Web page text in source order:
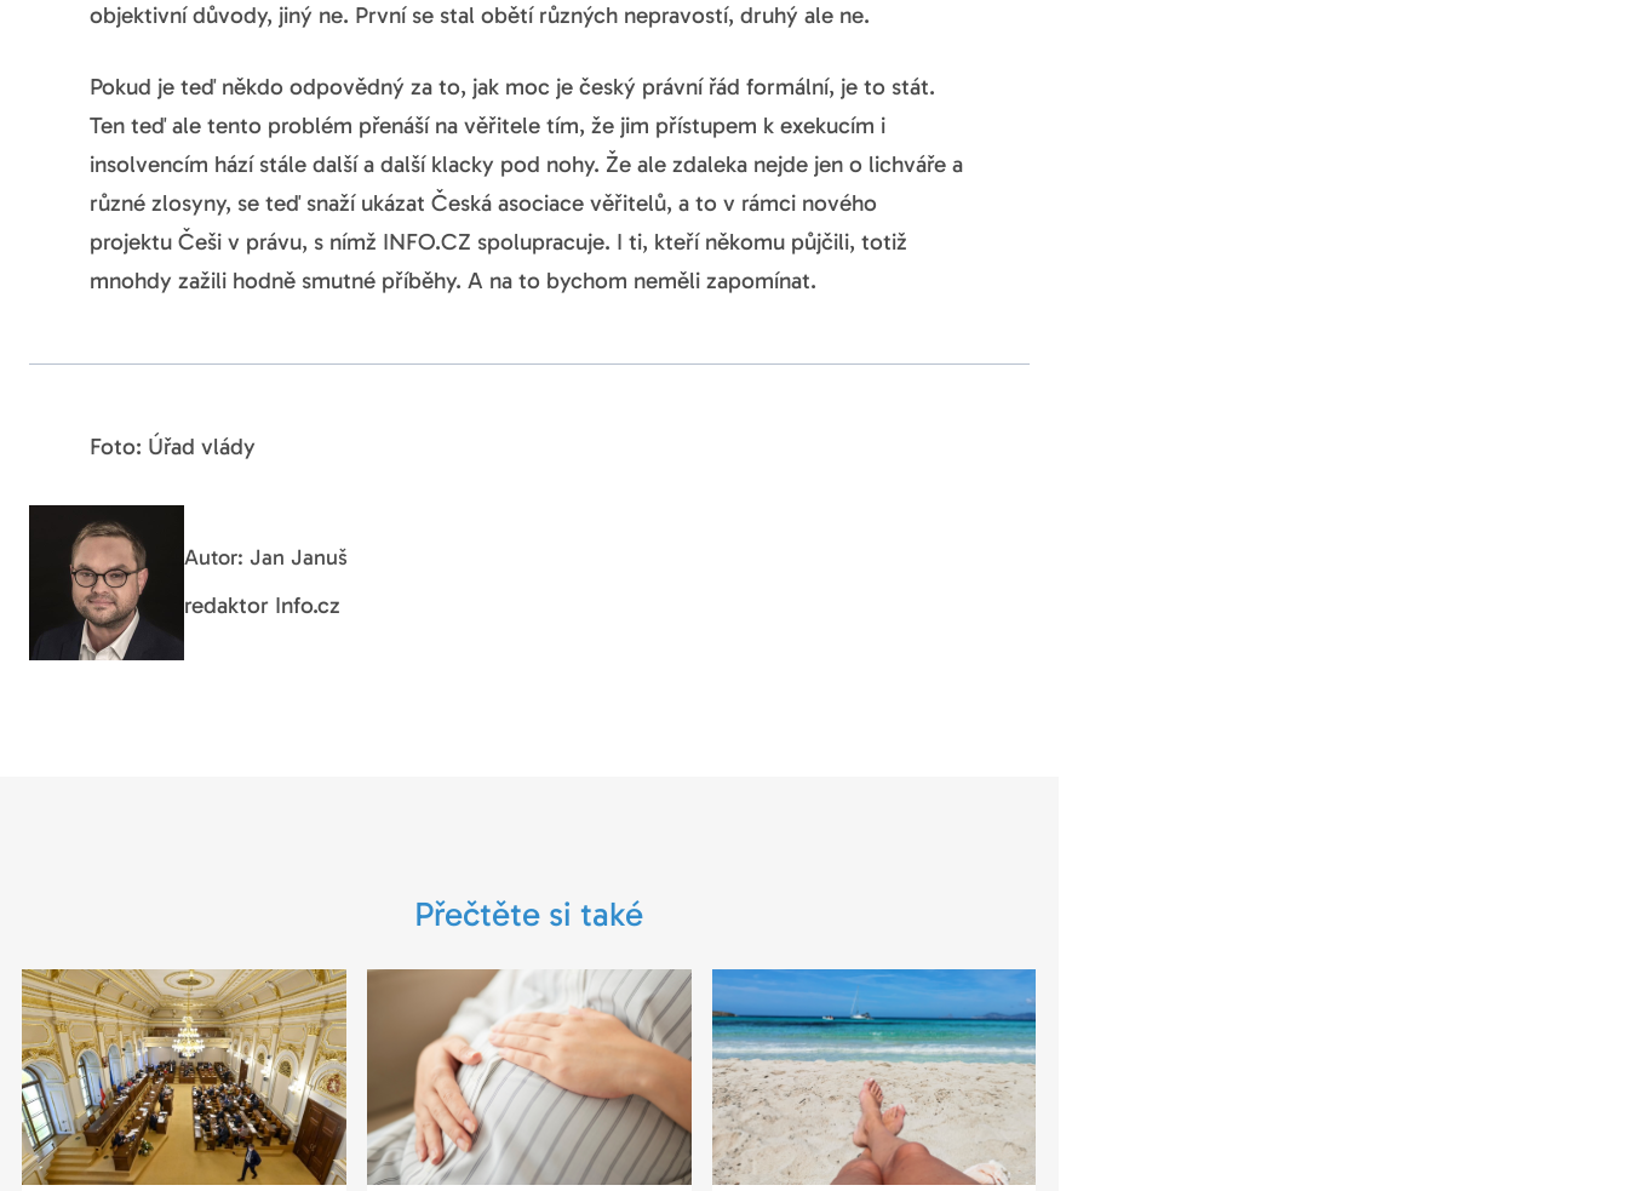
objektivní důvody, jiný ne. První se stal obětí různých nepravostí, druhý ale ne.
Pokud je teď někdo odpovědný za to, jak moc je český právní řád formální, je to stát.
Ten teď ale tento problém přenáší na věřitele tím, že jim přístupem k exekucím i
insolvencím hází stále další a další klacky pod nohy. Že ale zdaleka nejde jen o lichváře a
různé zlosyny, se teď snaží ukázat Česká asociace věřitelů, a to v rámci nového
projektu Češi v právu, s nímž INFO.CZ spolupracuje. I ti, kteří někomu půjčili, totiž
mnohdy zažili hodně smutné příběhy. A na to bychom neměli zapomínat.
Foto: Úřad vlády
Autor: Jan Januš
redaktor Info.cz
Přečtěte si také